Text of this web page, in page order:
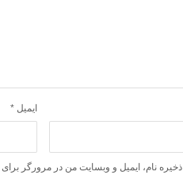
ایمیل *
ذخیره نام، ایمیل و وبسایت من در مرورگر